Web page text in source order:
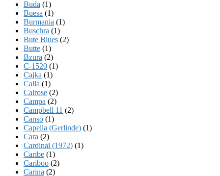
Buda (1)
Buesa (1)
Burmania (1)
Buschra (1)
Bute Blues (2)
Butte (1)
Bzura (2)
C-1520 (1)
Cajka (1)
Calla (1)
Calrose (2)
Campa (2)
Campbell 11 (2)
Canso (1)
Capella (Gerlinde) (1)
Cara (2)
Cardinal (1972) (1)
Caribe (1)
Cariboo (2)
Carina (2)